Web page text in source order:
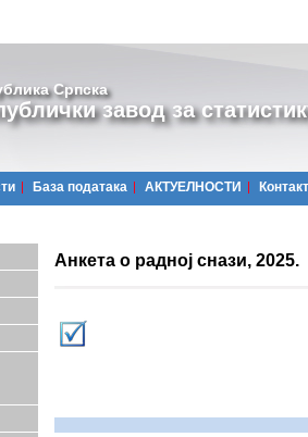
Српска
завод за
Базa података АКТУЕЛНОСТИ Контакт
Анкета о радној снази, 2025.